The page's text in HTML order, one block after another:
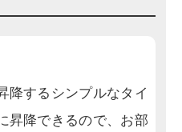
降するシンプルなタイ
昇降できるので、お部